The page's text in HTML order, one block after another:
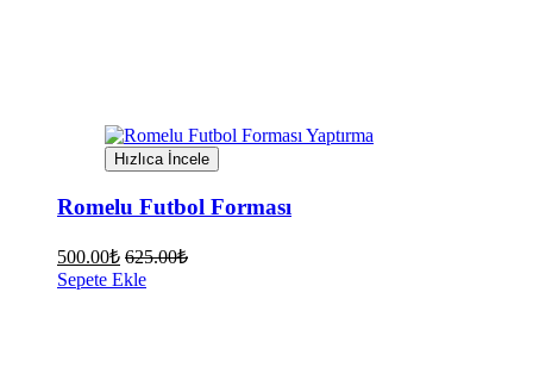
Hızlıca İncele
Romelu Futbol Forması
500.00₺ 625.00₺
Sepete Ekle